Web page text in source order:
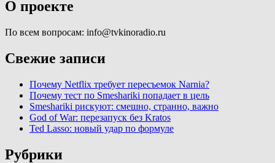
О проекте
По всем вопросам: info@tvkinoradio.ru
Свежие записи
Почему Netflix требует пересъемок Narnia?
Почему тест по Smeshariki попадает в цель
Smeshariki рискуют: смешно, странно, важно
God of War: перезапуск без Kratos
Ted Lasso: новый удар по формуле
Рубрики